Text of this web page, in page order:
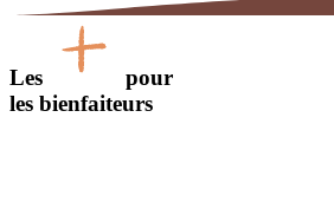
Les
pour
les bienfaiteurs